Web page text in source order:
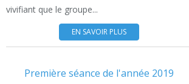
vivifiant que le groupe...
EN SAVOIR PLUS
Première séance de l'année 2019